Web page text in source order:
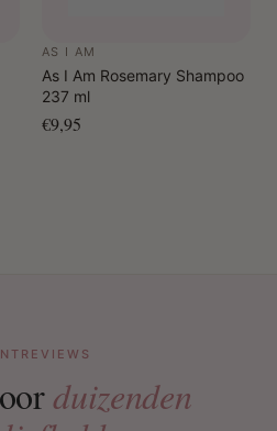
AS I AM
As I Am Rosemary Shampoo
237 ml
€9,95
duizenden